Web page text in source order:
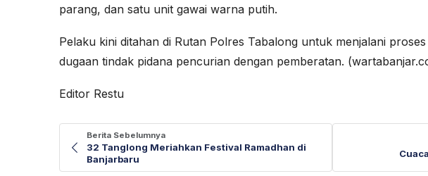
parang, dan satu unit gawai warna putih.
Pelaku kini ditahan di Rutan Polres Tabalong untuk menjalani
dugaan tindak pidana pencurian dengan pemberatan.
Editor Restu
Berita Sebelumnya
32 Tanglong Meriahkan Festival Ramadhan di
Banjarbaru